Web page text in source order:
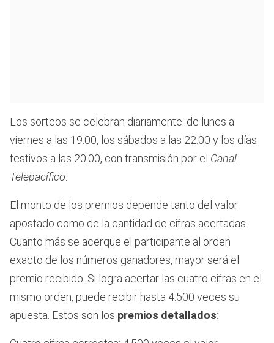
Los sorteos se celebran diariamente: de lunes a
viernes a las 19:00, los sábados a las 22:00 y los días
festivos a las 20:00, con transmisión por el Canal
Telepacífico
El monto de los premios depende tanto del valor
apostado como de la cantidad de cifras acertadas.
Cuanto más se acerque el participante al orden
exacto de los números ganadores, mayor será el
premio recibido. Si logra acertar las cuatro cifras en el
mismo orden, puede recibir hasta 4.500 veces su
apuesta. Estos son los premios detallados: